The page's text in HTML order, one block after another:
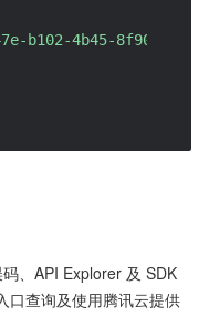
b102-4b45-8f90-
、API Explorer 及 SDK
口查询及使用腾讯云提供